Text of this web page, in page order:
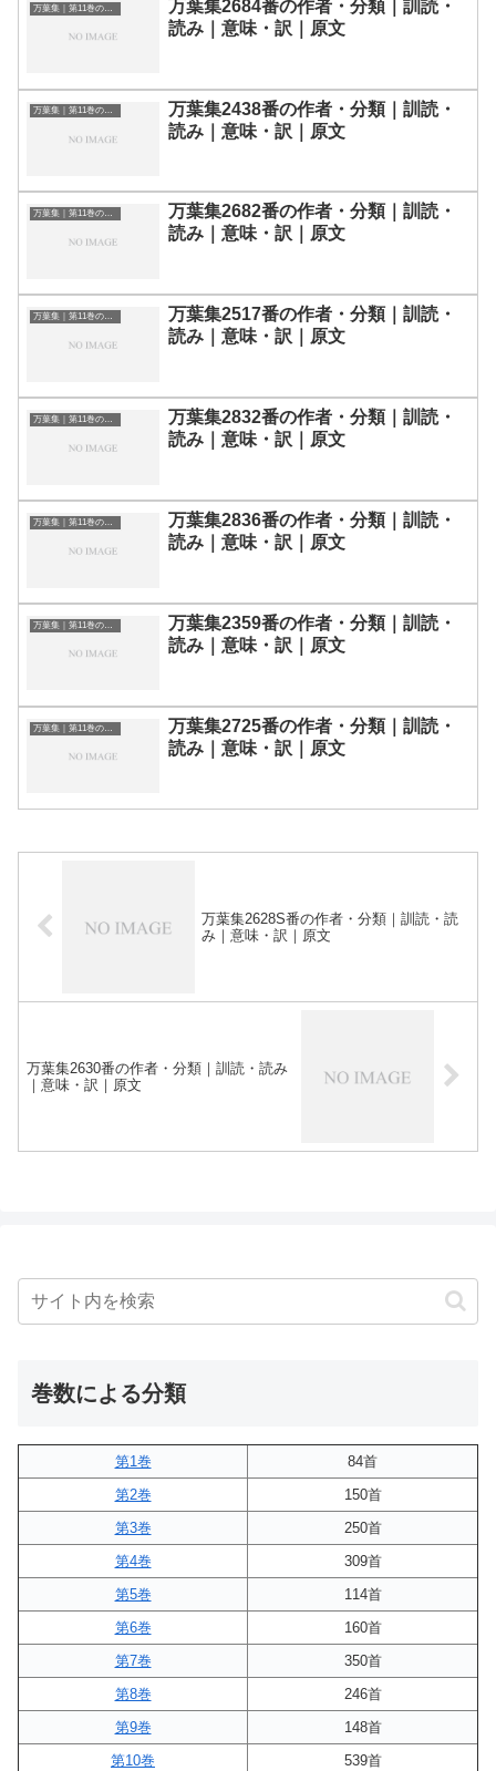
万葉集｜第11巻の和歌一覧
万葉集2684番の作者・分類｜訓読・
読み｜意味・訳｜原文
万葉集｜第11巻の和歌一覧
万葉集2438番の作者・分類｜訓読・
読み｜意味・訳｜原文
万葉集｜第11巻の和歌一覧
万葉集2682番の作者・分類｜訓読・
読み｜意味・訳｜原文
万葉集｜第11巻の和歌一覧
万葉集2517番の作者・分類｜訓読・
読み｜意味・訳｜原文
万葉集｜第11巻の和歌一覧
万葉集2832番の作者・分類｜訓読・
読み｜意味・訳｜原文
万葉集｜第11巻の和歌一覧
万葉集2836番の作者・分類｜訓読・
読み｜意味・訳｜原文
万葉集｜第11巻の和歌一覧
万葉集2359番の作者・分類｜訓読・
読み｜意味・訳｜原文
万葉集｜第11巻の和歌一覧
万葉集2725番の作者・分類｜訓読・
読み｜意味・訳｜原文
万葉集2628S番の作者・分類｜訓読・読
み｜意味・訳｜原文
万葉集2630番の作者・分類｜訓読・読み
｜意味・訳｜原文
巻数による分類
第1巻
84首
第2巻
150首
第3巻
250首
第4巻
309首
第5巻
114首
第6巻
160首
第7巻
350首
第8巻
246首
第9巻
148首
第10巻
539首